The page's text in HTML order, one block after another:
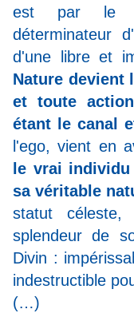
est par le
déterminateur
d'une libre et
Nature devient
et toute
étant le canal
l'ego, vient en
le vrai
sa véritable
statut
splendeur de
Divin :
indestructible
(…)